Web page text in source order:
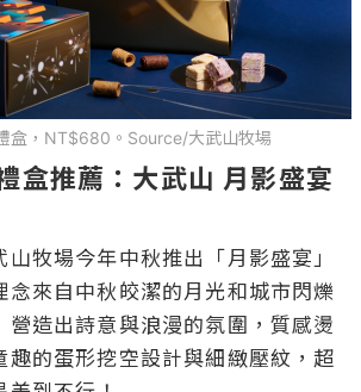
盒，NT$680。Source/大武山牧場
盒推薦：大武山 月影盛宴
牧場今年中秋推出「月影盛宴」
念來自中秋皎潔的月光和城市閃爍
營造出詩意與浪漫的氛圍，質感燙
趣的蛋形挖空設計與細緻壓紋，超